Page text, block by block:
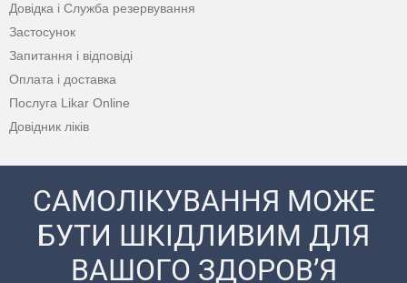
Довідка і Служба резервування
Застосунок
Запитання і відповіді
Оплата і доставка
Послуга Likar Online
Довідник ліків
САМОЛІКУВАННЯ МОЖЕ
БУТИ ШКІДЛИВИМ ДЛЯ
ВАШОГО ЗДОРОВ’Я